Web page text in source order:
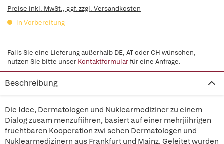
Preise inkl. MwSt., ggf. zzgl. Versandkosten
in Vorbereitung
Falls Sie eine Lieferung außerhalb DE, AT oder CH wünschen,
nutzen Sie bitte unser Kontaktformularfür eine Anfrage.
Beschreibung
Die Idee, Dermatologen und Nuklearmediziner zu einem
Dialog zusam menzufiihren, basiert auf einer mehrjiihrigen
fruchtbaren Kooperation zwi schen Dermatologen und
Nuklearmedizinern aus Frankfurt und Mainz. Geleitet wurden